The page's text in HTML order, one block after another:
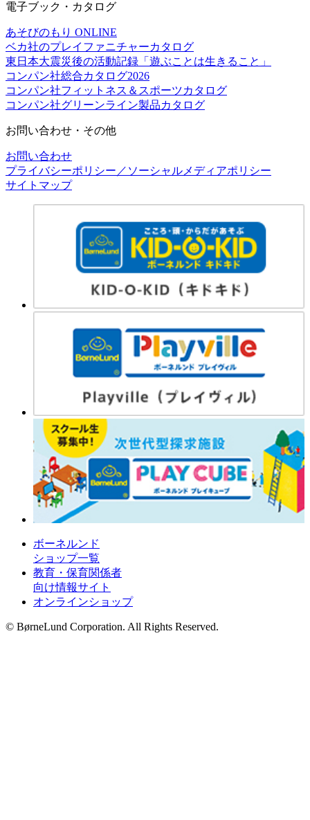
電子ブック・カタログ
あそびのもり ONLINE
ベカ社のプレイファニチャーカタログ
東日本大震災後の活動記録「遊ぶことは生きること」
コンパン社総合カタログ2026
コンパン社フィットネス＆スポーツカタログ
コンパン社グリーンライン製品カタログ
お問い合わせ・その他
お問い合わせ
プライバシーポリシー／ソーシャルメディアポリシー
サイトマップ
ボーネルンド
ショップ一覧
教育・保育関係者
向け情報サイト
オンラインショップ
© BørneLund Corporation. All Rights Reserved.